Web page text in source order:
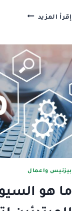
إقرأ المزيد دليل
بالعمولة
AFFILIATE
MARKETING
بيزنيس واعمال